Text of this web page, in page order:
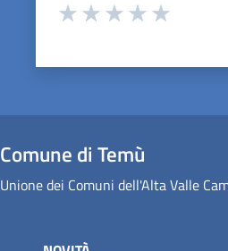
Valuta da 1 a 5 stelle la pagina
Comune di Temù
Unione dei Comuni dell'Alta Valle